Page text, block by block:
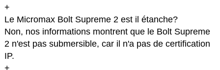
+
Le Micromax Bolt Supreme 2 est il étanche?
Non, nos informations montrent que le Bolt Supreme
2 n'est pas submersible, car il n'a pas de certification
IP.